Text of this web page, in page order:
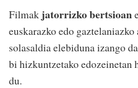
Filmak jatorrizko bertsioan
euskarazko edo
solasaldia elebiduna izango
bi hizkuntzetako edozeinetan
du.